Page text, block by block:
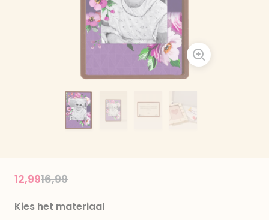
Price reduced from
16,99to
12,99
Kies het materiaal